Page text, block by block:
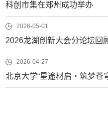
科创市集在郑州成功举办
2026-05-01
2026龙湖创新大会分论坛回
2026-04-27
北京大学“星途材启・筑梦苍